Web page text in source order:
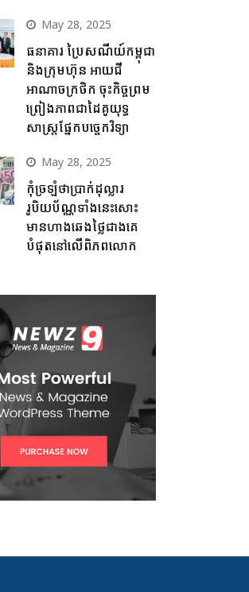
May 28, 2025
ធនាគារ ប្រៃសណីយ៍កម្ពុជា
និងក្រុមហ៊ុន អាយជី
អាណាចក្រថិក ចុះកិច្ចព្រម
ព្រៀងភាពជាដៃគូយុទ្ធ
សាស្ត្រផ្នែកបច្ចេកវិទ្យា
May 28, 2025
កុំច្រឡំថាប្រាក់ដុល្លារ
រូបិយប័ណ្ណទាំងនេះសោះ
មានហាងឆេងថ្លៃជាងគេ
បំផុតនៅលើពិភពលោក